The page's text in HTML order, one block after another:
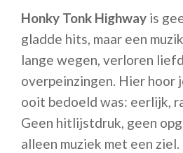
Honky Tonk Highway is
gladde hits, maar een
lange wegen, verloren
overpeinzingen. Hier hoor
ooit bedoeld was: eerlijk,
Geen hitlijstdruk, geen
alleen muziek met een ziel.